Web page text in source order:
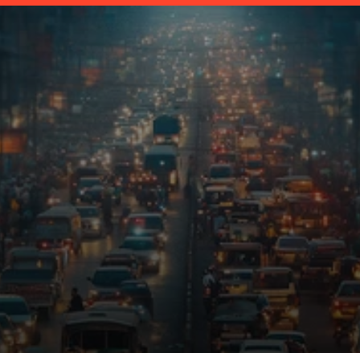
पेट्रोल/डिझेलवाहने
टप्प्याटप्प्यानेबंद